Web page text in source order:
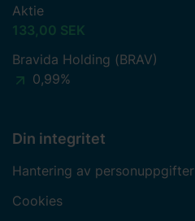
Aktie
133,00 SEK
Bravida Holding (BRAV)
0,99%
Din integritet
Hantering av personuppgifter
Cookies